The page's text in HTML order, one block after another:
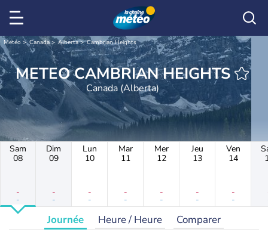
Météo Canada Alberta Cambrian Heights
METEO CAMBRIAN HEIGHTS
Canada (Alberta)
Sam
08
-
-
Dim
09
-
-
Lun
10
-
-
Mar
11
-
-
Mer
12
-
-
Jeu
13
-
-
Ven
14
-
-
Journée Heure / Heure Comparer